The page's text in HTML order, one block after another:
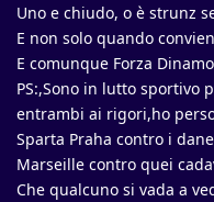
Uno e chiudo, o è strunz
E non solo quando
E comunque Forza Dinamo
PS:,Sono in lutto sportivo
entrambi ai rigori,ho
Sparta Praha contro i
Marseille contro quei
Che qualcuno si vada a